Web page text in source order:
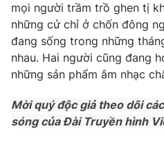
mọi người trầm trồ ghen tị
những cử chỉ ở chốn đông
đang sống trong những
nhau. Hai người cũng đang
những sản phẩm âm nhạc
Mời quý độc giả theo dõi
sóng của Đài Truyền hình